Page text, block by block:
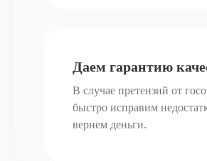
Даем гарантию
В случае претензий от
быстро исправим
вернем деньги.